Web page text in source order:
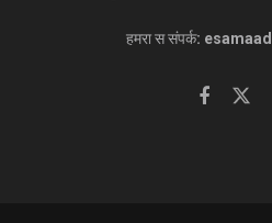
हमरा स संपर्क: